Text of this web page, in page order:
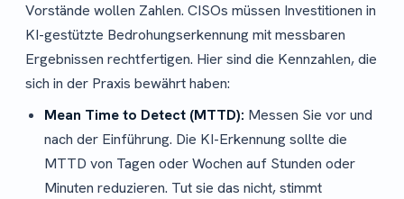
Vorstände wollen Zahlen. CISOs müssen Investitionen in
KI-gestützte Bedrohungserkennung mit messbaren
Ergebnissen rechtfertigen. Hier sind die Kennzahlen, die
sich in der Praxis bewährt haben:
Mean Time to Detect (MTTD): Messen Sie vor und
nach der Einführung. Die KI-Erkennung sollte die
MTTD von Tagen oder Wochen auf Stunden oder
Minuten reduzieren. Tut sie das nicht, stimmt